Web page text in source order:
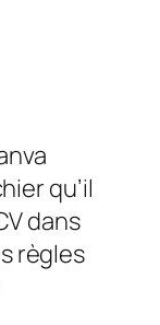
qu’il
dans
règles